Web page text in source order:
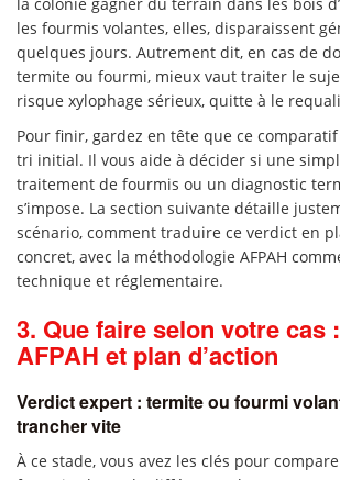
les fourmis volantes, elles, disparaissent
quelques jours. Autrement dit, en cas de
termite ou fourmi, mieux vaut traiter le
risque xylophage sérieux, quitte à le
Pour finir, gardez en tête que ce
tri initial. Il vous aide à décider si une
traitement de fourmis ou un diagnostic
s’impose. La section suivante détaille
scénario, comment traduire ce verdict en
concret, avec la méthodologie AFPAH
technique et réglementaire.
3. Que faire selon votre cas
AFPAH et plan d’action
Verdict expert : termite ou fourmi
trancher vite
À ce stade, vous avez les clés pour